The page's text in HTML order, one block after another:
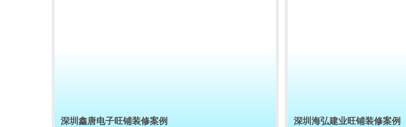
深圳鑫唐电子旺铺装修案例 深圳海弘建业旺铺装修案例